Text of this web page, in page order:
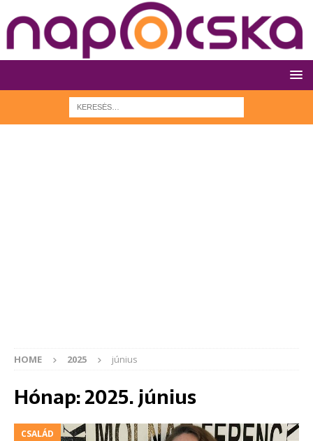
HOME 2025 június
Hónap:2025. június
CSALÁD